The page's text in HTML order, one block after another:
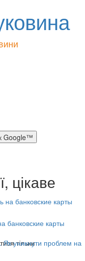
цікаве
банковские карты
тільки